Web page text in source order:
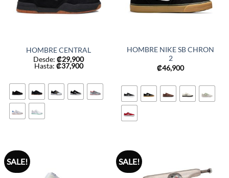
HOMBRE CENTRAL
Desde: ₡29,900
Hasta: ₡37,900
HOMBRE NIKE SB CHRON
2
₡46,900
SALE! SALE!